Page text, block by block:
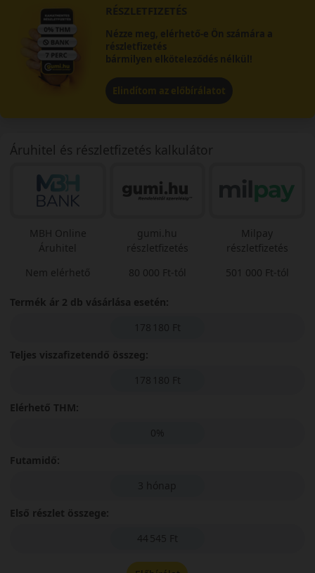
RÉSZLETFIZETÉS
Nézze meg, elérhető-e Ön számára a
részletfizetés
bármilyen elköteleződés nélkül!
Elindítom az előbírálatot
Áruhitel és részletfizetés kalkulátor
MBH Online
Áruhitel
Nem elérhető
gumi.hu
részletfizetés
80 000 Ft-tól
Milpay
részletfizetés
501 000 Ft-tól
Termék ár 2 db vásárlása esetén:
178 180 Ft
Teljes viszafizetendő összeg:
178 180 Ft
Elérhető THM:
0%
Futamidő:
3 hónap
Első részlet összege:
44 545 Ft